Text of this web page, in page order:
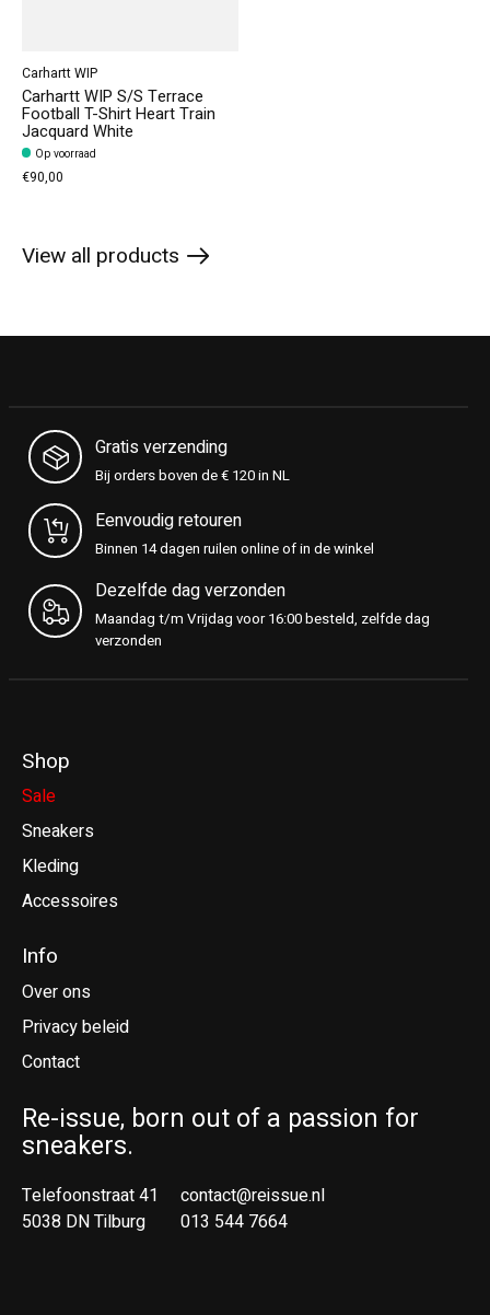
Carhartt WIP
Carhartt WIP S/S Terrace
Football T-Shirt Heart Train
Jacquard White
Op voorraad
€90,00
View all products
Gratis verzending
Bij orders boven de € 120 in NL
Eenvoudig retouren
Binnen 14 dagen ruilen online of in de winkel
Dezelfde dag verzonden
Maandag t/m Vrijdag voor 16:00 besteld, zelfde dag
verzonden
Shop
Sale
Sneakers
Kleding
Accessoires
Info
Over ons
Privacy beleid
Contact
Re-issue, born out of a passion for
sneakers.
Telefoonstraat 41
5038 DN Tilburg
contact@reissue.nl
013 544 7664